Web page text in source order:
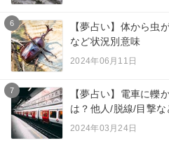
6
【夢占い】体から虫
など状況別意味
2024年06月11日
7
【夢占い】電車に轢
は？他人/脱線/目撃な
2024年03月24日